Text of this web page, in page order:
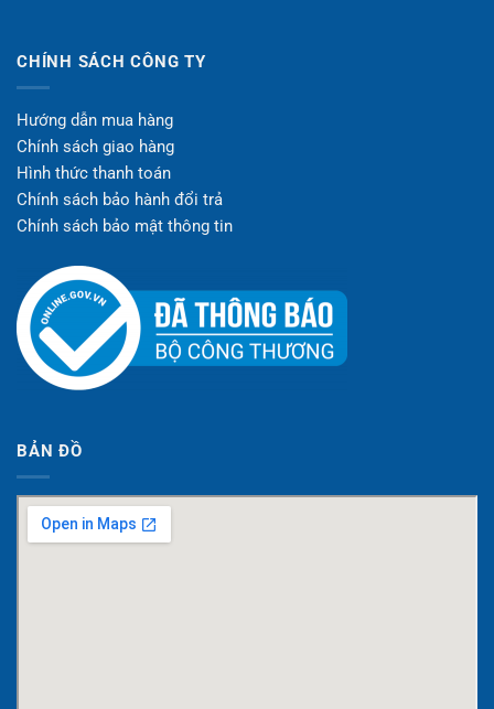
CHÍNH SÁCH CÔNG TY
Hướng dẫn mua hàng
Chính sách giao hàng
Hình thức thanh toán
Chính sách bảo hành đổi trả
Chính sách bảo mật thông tin
BẢN ĐỒ